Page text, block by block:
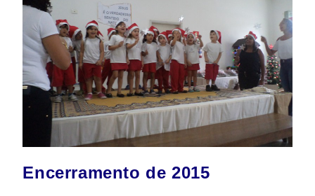
Encerramento de 2015